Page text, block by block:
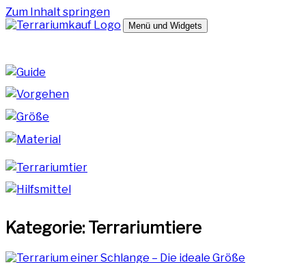
Zum Inhalt springen
Menü und Widgets
Kategorie: Terrariumtiere